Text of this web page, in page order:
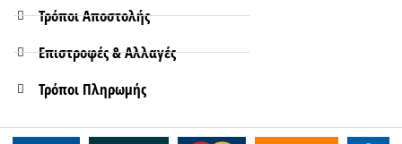
Τρόποι Aποστολής
Επιστροφές & Αλλαγές
Τρόποι Πληρωμής